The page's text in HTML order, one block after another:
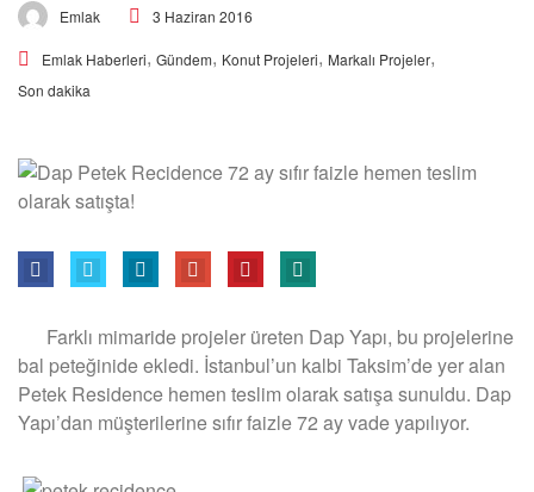
Emlak 3 Haziran 2016
Emlak Haberleri, Gündem, Konut Projeleri, Markalı Projeler,
Son dakika
Farklı mimaride projeler üreten Dap Yapı, bu projelerine
bal peteğinide ekledi. İstanbul’un kalbi Taksim’de yer alan
Petek Residence hemen teslim olarak satışa sunuldu. Dap
Yapı’dan müşterilerine sıfır faizle 72 ay vade yapılıyor.